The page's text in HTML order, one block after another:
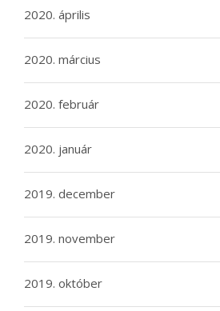
2020. április
2020. március
2020. február
2020. január
2019. december
2019. november
2019. október